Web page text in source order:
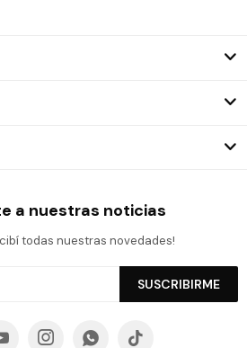
a nuestras noticias
todas nuestras novedades!
SUSCRIBIRME
  